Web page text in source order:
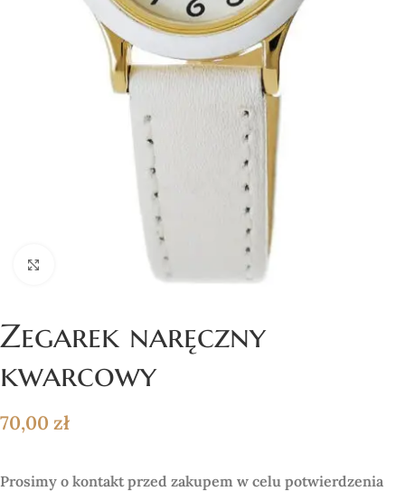
Click to enlarge
Zegarek naręczny
kwarcowy
70,00 zł
Prosimy o kontakt przed zakupem w celu potwierdzenia